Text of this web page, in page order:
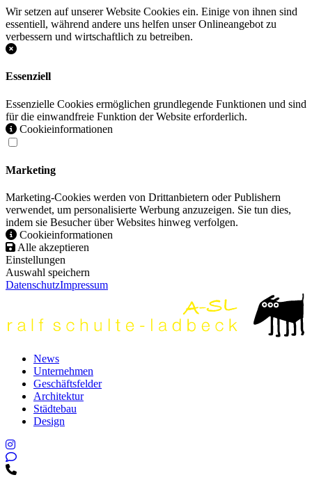
Wir setzen auf unserer Website Cookies ein. Einige von ihnen sind
essentiell, während andere uns helfen unser Onlineangebot zu
verbessern und wirtschaftlich zu betreiben.
Essenziell
Essenzielle Cookies ermöglichen grundlegende Funktionen und sind
für die einwandfreie Funktion der Website erforderlich.
Cookieinformationen
Marketing
Marketing-Cookies werden von Drittanbietern oder Publishern
verwendet, um personalisierte Werbung anzuzeigen. Sie tun dies,
indem sie Besucher über Websites hinweg verfolgen.
Cookieinformationen
Alle akzeptieren
Einstellungen
Auswahl speichern
DatenschutzImpressum
News
Unternehmen
Geschäftsfelder
Architektur
Städtebau
Design